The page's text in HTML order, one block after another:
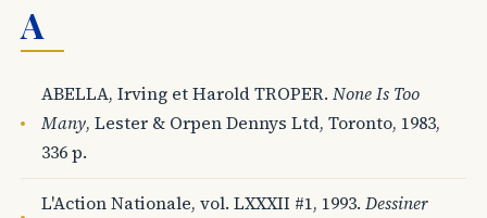
A
ABELLA, Irving et Harold TROPER.None Is Too
Many, Lester & Orpen Dennys Ltd, Toronto, 1983,
336 p.
L'Action Nationale, vol. LXXXII #1, 1993.Dessiner